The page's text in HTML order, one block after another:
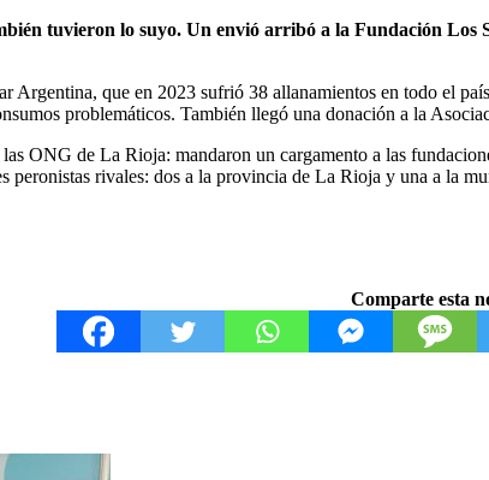
tuvieron lo suyo. Un envió arribó a la Fundación Los
que en 2023 sufrió 38 allanamientos en todo el
problemáticos. También llegó una donación a la
ONG de La Rioja: mandaron un cargamento a las
peronistas rivales: dos a la provincia de La Rioja y una a la
Comparte esta